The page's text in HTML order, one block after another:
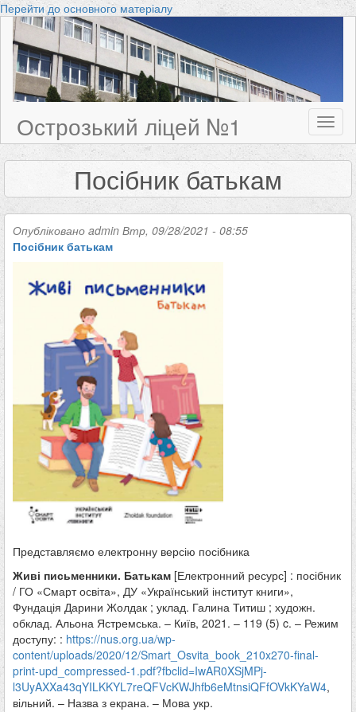
Перейти до основного матеріалу
Острозький ліцей №1
Посібник батькам
Опубліковано admin Втр, 09/28/2021 - 08:55
Посібник батькам
Представляємо електронну версію посібника
Живі письменники. Батькам [Електронний ресурс] : посібник
/ ГО «Смарт освіта», ДУ «Український інститут книги»,
Фундація Дарини Жолдак ; уклад. Галина Титиш ; художн.
обклад. Альона Ястремська. – Київ, 2021. – 119 (5) c. – Режим
доступу: : https://nus.org.ua/wp-
content/uploads/2020/12/Smart_Osvita_book_210x270-final-
print-upd_compressed-1.pdf?fbclid=IwAR0XSjMPj-
l3UyAXXa43qYILKKYL7reQFVcKWJhfb6eMtnsiQFfOVkKYaW4,
вільний. – Назва з екрана. – Мова укр.